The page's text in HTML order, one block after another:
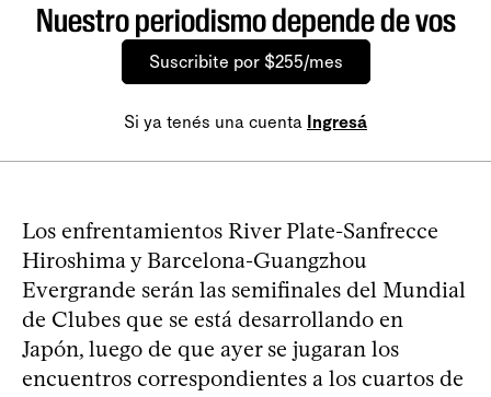
Nuestro periodismo depende de vos
Suscribite por $255/mes
Si ya tenés una cuenta Ingresá
Los enfrentamientos River Plate-Sanfrecce
Hiroshima y Barcelona-Guangzhou
Evergrande serán las semifinales del Mundial
de Clubes que se está desarrollando en
Japón, luego de que ayer se jugaran los
encuentros correspondientes a los cuartos de